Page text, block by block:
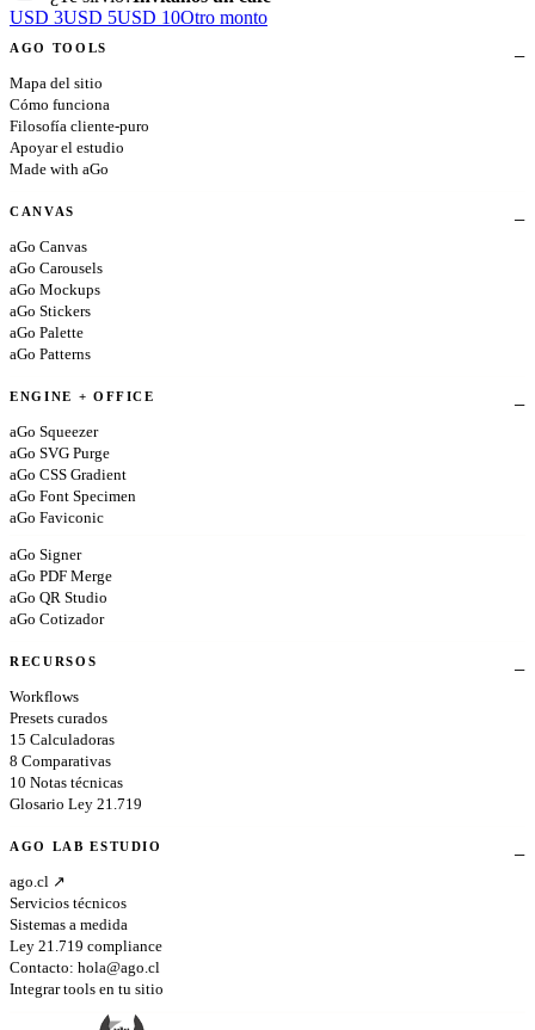
USD 3USD 5USD 10Otro monto
AGO TOOLS
Mapa del sitio
Cómo funciona
Filosofía cliente-puro
Apoyar el estudio
Made with aGo
CANVAS
aGo Canvas
aGo Carousels
aGo Mockups
aGo Stickers
aGo Palette
aGo Patterns
ENGINE + OFFICE
aGo Squeezer
aGo SVG Purge
aGo CSS Gradient
aGo Font Specimen
aGo Faviconic
aGo Signer
aGo PDF Merge
aGo QR Studio
aGo Cotizador
RECURSOS
Workflows
Presets curados
15 Calculadoras
8 Comparativas
10 Notas técnicas
Glosario Ley 21.719
AGO LAB ESTUDIO
ago.cl ↗
Servicios técnicos
Sistemas a medida
Ley 21.719 compliance
Contacto: hola@ago.cl
Integrar tools en tu sitio